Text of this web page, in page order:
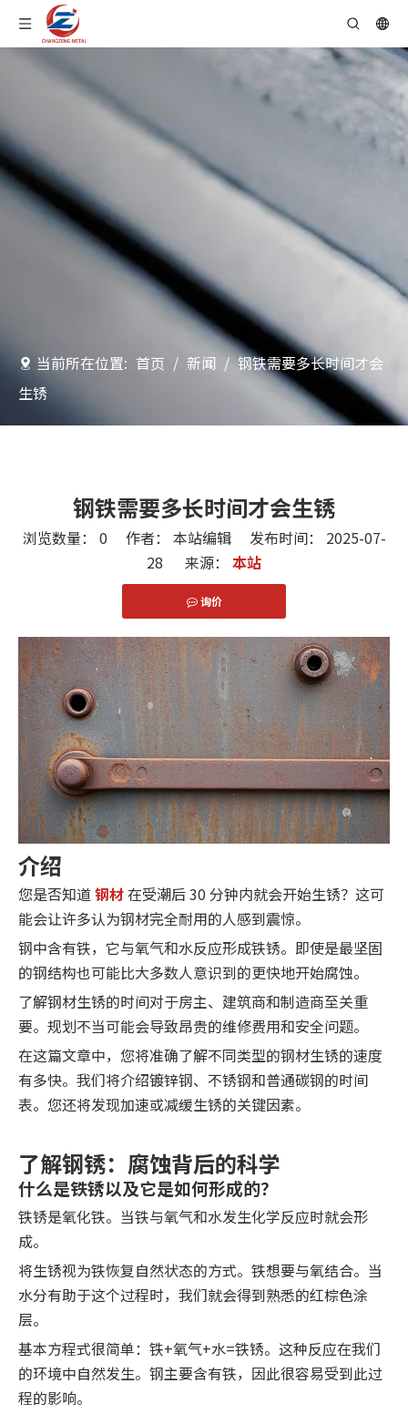
当前所在位置: 首页 / 新闻 / 钢铁需要多长时间才会
生锈
钢铁需要多长时间才会生锈
浏览数量： 0 作者： 本站编辑 发布时间： 2025-07-
28 来源： 本站
询价
介绍
您是否知道钢材在受潮后 30 分钟内就会开始生锈？这可
能会让许多认为钢材完全耐用的人感到震惊。
钢中含有铁，它与氧气和水反应形成铁锈。即使是最坚固
的钢结构也可能比大多数人意识到的更快地开始腐蚀。
了解钢材生锈的时间对于房主、建筑商和制造商至关重
要。规划不当可能会导致昂贵的维修费用和安全问题。
在这篇文章中，您将准确了解不同类型的钢材生锈的速度
有多快。我们将介绍镀锌钢、不锈钢和普通碳钢的时间
表。您还将发现加速或减缓生锈的关键因素。
了解钢锈：腐蚀背后的科学
什么是铁锈以及它是如何形成的？
铁锈是氧化铁。当铁与氧气和水发生化学反应时就会形
成。
将生锈视为铁恢复自然状态的方式。铁想要与氧结合。当
水分有助于这个过程时，我们就会得到熟悉的红棕色涂
层。
基本方程式很简单：铁+氧气+水=铁锈。这种反应在我们
的环境中自然发生。钢主要含有铁，因此很容易受到此过
程的影响。